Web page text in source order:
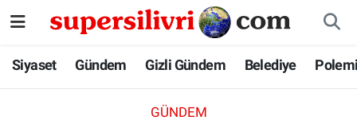
Siyaset Gündem Gizli Gündem Belediye
GÜNDEM
Siyaset
İstanbul Nöbetçi Eczaneler
İstanbul Hava Durumu